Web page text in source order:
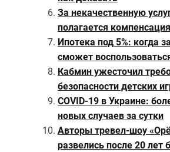
За некачественную
полагается компенсация
Ипотека под 5%: когда
сможет
Кабмин ужесточил
безопасности детских
COVID-19 в Украине:
новых случаев за сутки
Авторы тревел-шоу
развелись после 20 лет